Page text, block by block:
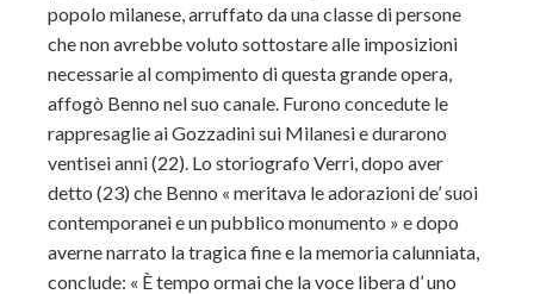
popolo milanese, arruffato da una classe di persone
che non avrebbe voluto sottostare alle imposizioni
necessarie al compimento di questa grande opera,
affogò Benno nel suo canale. Furono concedute le
rappresaglie ai Gozzadini sui Milanesi e durarono
ventisei anni (22). Lo storiografo Verri, dopo aver
detto (23) che Benno « meritava le adorazioni de’ suoi
contemporanei e un pubblico monumento » e dopo
averne narrato la tragica fine e la memoria calunniata,
conclude: « È tempo ormai che la voce libera d’ uno